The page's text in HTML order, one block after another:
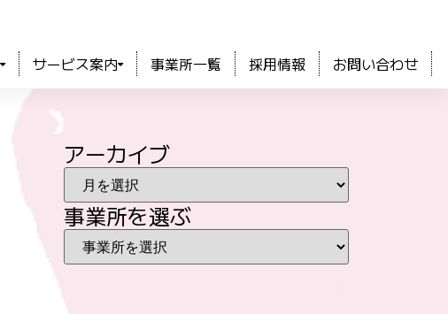
サービス案内 事業所一覧 採用情報 お問い合わせ
アーカイブ
事業所を選ぶ